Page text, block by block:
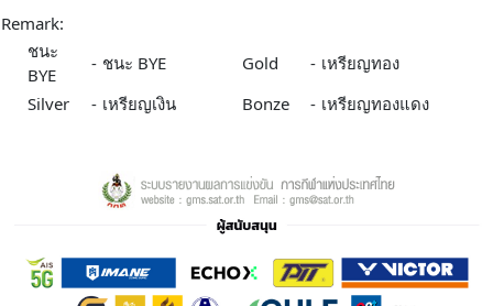
Remark:
ชนะ
BYE
- ชนะ BYE Gold - เหรียญทอง
Silver
- เหรียญเงิน Bonze - เหรียญทองแดง